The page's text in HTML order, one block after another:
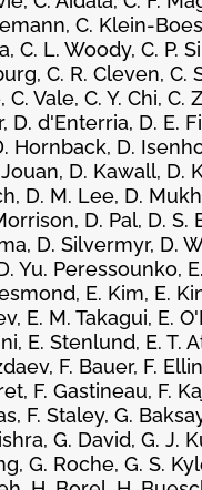
C. Klein-
C. L. Woody, C. P.
C. R. Cleven, C.
C. Vale, C. Y. Chi, C.
D. d'Enterria, D. E.
Hornback, D.
D. Kawall, D.
D. M. Lee, D.
D. Pal, D. S.
D. Silvermyr, D.
Yu. Peressounko,
E. Kim, E.
E. M. Takagui, E.
E. Stenlund, E. T.
F. Bauer, F.
F. Gastineau, F.
F. Staley, G.
G. David, G. J.
G. Roche, G. S.